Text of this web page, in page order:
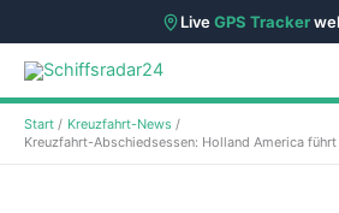
LiveGPS Tracker
Zum
Inhalt
springen
Start
Kreuzfahrt-News
Kreuzfahrt-Abschiedsessen: Holland America führt